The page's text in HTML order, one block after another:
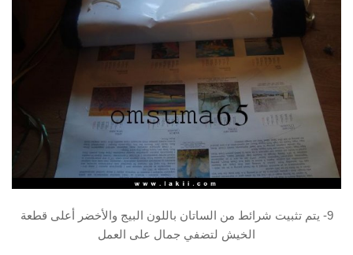
9- يتم تثبيت شرائط من الساتان باللون البيج والأخضر أعلى قطعة
الخيش لتضفي جمال على العمل